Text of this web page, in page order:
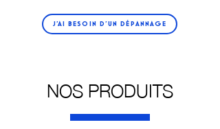
J'AI BESOIN D'UN DÉPANNAGE
NOS PRODUITS